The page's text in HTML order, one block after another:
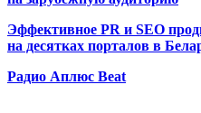
Эффективное PR и SEO
на десятках порталов в
Радио Аплюс Beat